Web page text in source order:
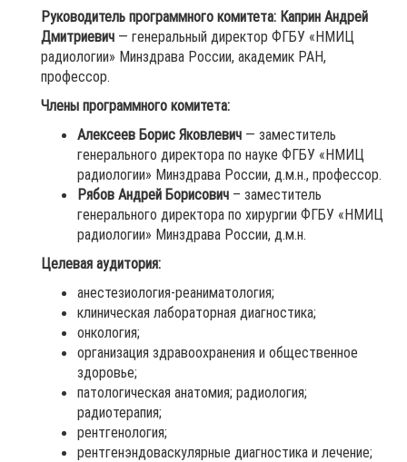
Руководитель программного комитета: Каприн Андрей
Дмитриевич— генеральный директор ФГБУ «НМИЦ
радиологии» Минздрава России, академик РАН,
профессор.
Члены программного комитета:
Алексеев Борис Яковлевич— заместитель
генерального директора по науке ФГБУ «НМИЦ
радиологии» Минздрава России, д.м.н., профессор.
Рябов Андрей Борисович– заместитель
генерального директора по хирургии ФГБУ «НМИЦ
радиологии» Минздрава России, д.м.н.
Целевая аудитория:
анестезиология-реаниматология;
клиническая лабораторная диагностика;
онкология;
организация здравоохранения и общественное
здоровье;
патологическая анатомия; радиология;
радиотерапия;
рентгенология;
рентгенэндоваскулярные диагностика и лечение;